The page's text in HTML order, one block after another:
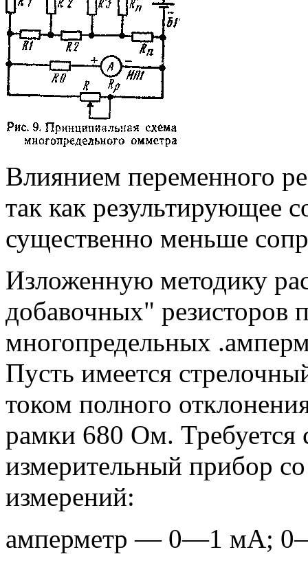
Влиянием переменного
так как результирующее
существенно меньше
Изложенную методику
добавочных" резисторов
многопредельных
Пусть имеется
током полного
рамки 680 Ом. Требуется
измерительный прибор
измерений:
амперметр — 0—1 мА;